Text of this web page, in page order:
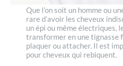
Que l’on soit un homme ou
rare d’avoir les cheveux
un épi ou même électriques,
transformer en une tignasse
plaquer ou attacher. Il est
pour cheveux qui rebiquent.